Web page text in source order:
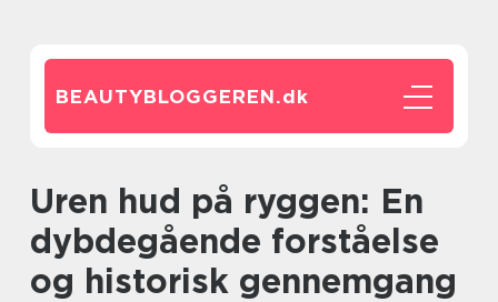
BEAUTYBLOGGEREN.dk
Uren hud på ryggen: En
dybdegående forståelse
og historisk gennemgang